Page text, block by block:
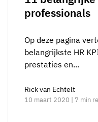
professionals
Op deze pagina
belangrijkste HR
prestaties en...
Rick van Echtelt
10 maart 2020 | 7 min